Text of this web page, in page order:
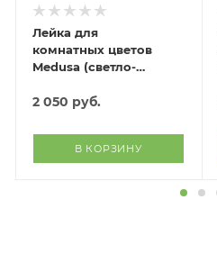
Лейка для
комнатных цветов
Medusa (светло-
2 050 руб.
В КОРЗИНУ